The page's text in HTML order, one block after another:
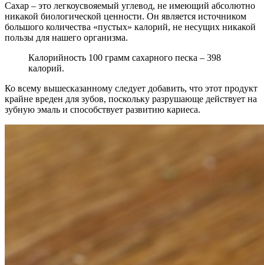
Сахар – это легкоусвояемый углевод, не имеющий абсолютно
никакой биологической ценности. Он является источником
большого количества «пустых» калорий, не несущих никакой
пользы для нашего организма.
Калорийность 100 грамм сахарного песка – 398
калорий.
Ко всему вышесказанному следует добавить, что этот продукт
крайне вреден для зубов, поскольку разрушающе действует на
зубную эмаль и способствует развитию кариеса.